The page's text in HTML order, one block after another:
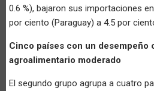
0.6 %), bajaron sus importaciones
por ciento (Paraguay) a 4.5 por
Cinco países con un desempeño
agroalimentario moderado
El segundo grupo agrupa a cuatro